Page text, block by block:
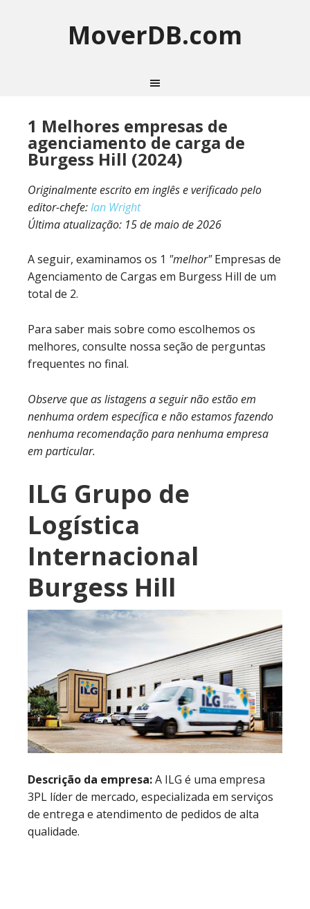
MoverDB.com
1 Melhores empresas de
agenciamento de carga de
Burgess Hill (2024)
Originalmente escrito em inglês e verificado pelo
editor-chefe:Ian Wright
Última atualização: 15 de maio de 2026
A seguir, examinamos os 1 "melhor"Empresas de
Agenciamento de Cargas em Burgess Hill de um
total de 2.
Para saber mais sobre como escolhemos os
melhores, consulte nossa seção de perguntas
frequentes no final.
Observe que as listagens a seguir não estão em
nenhuma ordem específica e não estamos fazendo
nenhuma recomendação para nenhuma empresa
em particular.
ILG Grupo de
Logística
Internacional
Burgess Hill
Descrição da empresa:A ILG é uma empresa
3PL líder de mercado, especializada em serviços
de entrega e atendimento de pedidos de alta
qualidade.